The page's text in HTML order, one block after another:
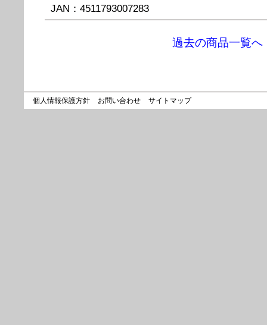
JAN：4511793007283
過去の商品一覧へ
個人情報保護方針 お問い合わせ サイトマップ